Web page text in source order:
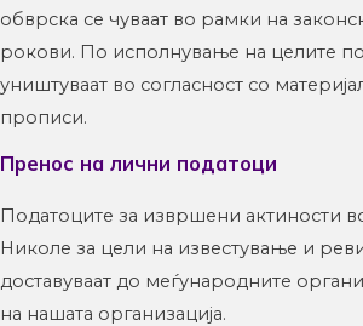
обврска се чуваат во рамки на
рокови. По исполнување на целите
уништуваат во согласност со
прописи.
Пренос на лични податоци
Податоците за извршени актиности
Николе за цели на известување и
доставуваат до меѓународните
на нашата организација.